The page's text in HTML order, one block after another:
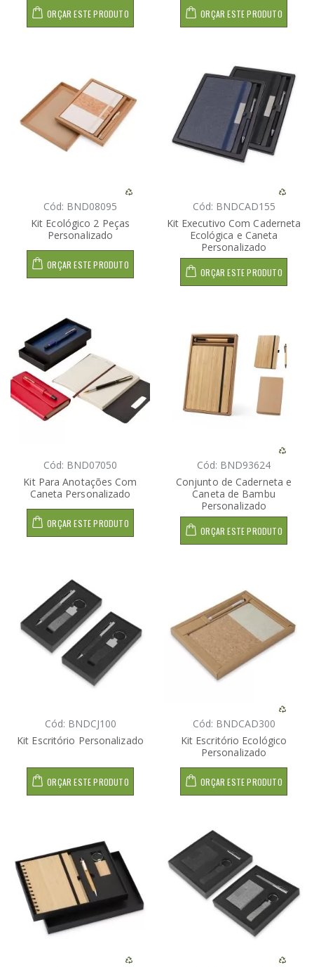
ORÇAR ESTE PRODUTO ORÇAR ESTE PRODUTO
Cód: BND08095
Kit Ecológico 2 Peças
Personalizado
ORÇAR ESTE PRODUTO
Cód: BNDCAD155
Kit Executivo Com Caderneta
Ecológica e Caneta
Personalizado
ORÇAR ESTE PRODUTO
Cód: BND07050
Kit Para Anotações Com
Caneta Personalizado
ORÇAR ESTE PRODUTO
Cód: BND93624
Conjunto de Caderneta e
Caneta de Bambu
Personalizado
ORÇAR ESTE PRODUTO
Cód: BNDCJ100
Kit Escritório Personalizado
ORÇAR ESTE PRODUTO
Cód: BNDCAD300
Kit Escritório Ecológico
Personalizado
ORÇAR ESTE PRODUTO